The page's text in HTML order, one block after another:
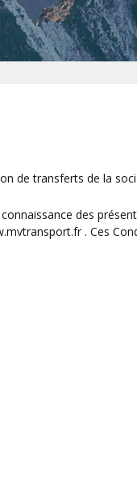
de transferts de la
des
. Ces